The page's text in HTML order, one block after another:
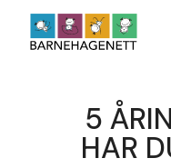
content
5
HAR